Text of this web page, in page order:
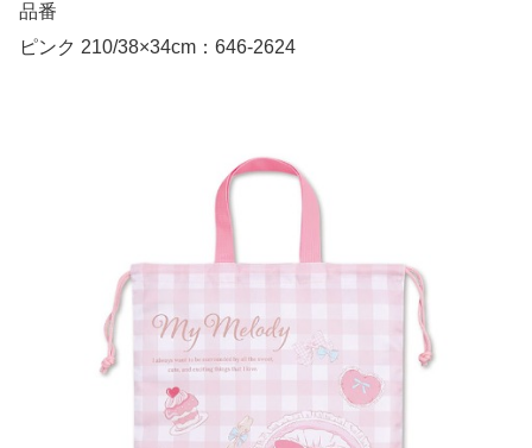
品番
ピンク 210/38×34cm：646-2624